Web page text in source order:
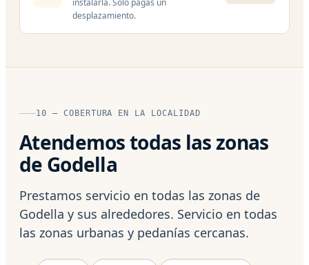
desplazamiento.
10 — COBERTURA EN LA LOCALIDAD
Atendemos todas las zonas
de Godella
Prestamos servicio en todas las zonas de
Godella y sus alrededores. Servicio en todas
las zonas urbanas y pedanías cercanas.